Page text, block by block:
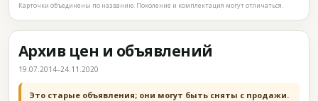
Карточки объединены по названию. Поколение и комплектация могут отличаться.
Архив цен и объявлений
19.07.2014–24.11.2020
Это старые объявления; они могут быть сняты с продажи.